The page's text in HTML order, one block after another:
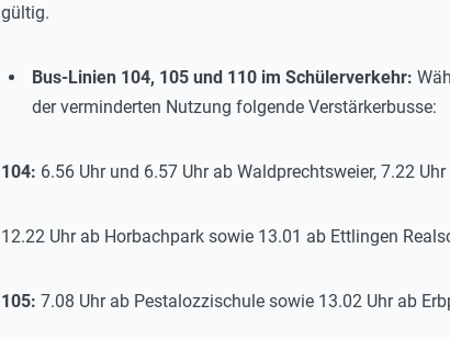
gültig.
Bus-Linien 104, 105 und 110 im Schülerverkehr:
der verminderten Nutzung folgende Verstärkerbusse:
104: 6.56 Uhr und 6.57 Uhr ab Waldprechtsweier, 7.22
12.22 Uhr ab Horbachpark sowie 13.01 ab Ettlingen
105: 7.08 Uhr ab Pestalozzischule sowie 13.02 Uhr ab